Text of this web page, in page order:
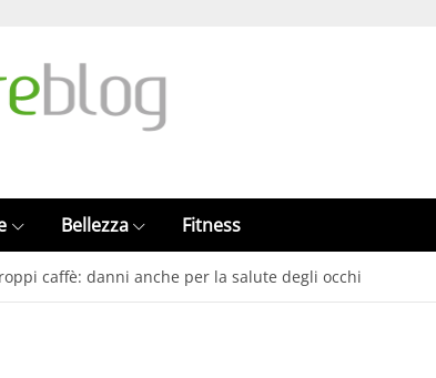
Bellezza Fitness
caffè: danni anche per la salute degli occhi